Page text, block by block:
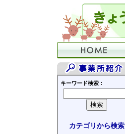
キーワード検索：
カテゴリから検索